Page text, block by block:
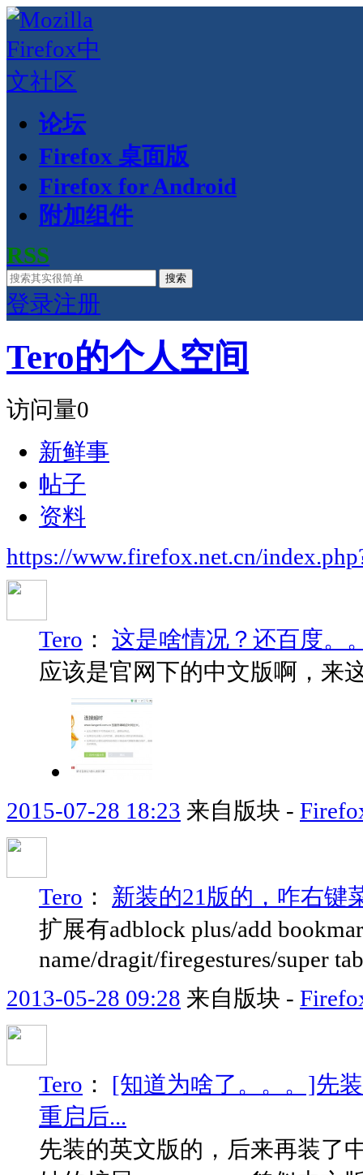
论坛
Firefox 桌面版
Firefox for Android
附加组件
RSS
搜索
登录注册
Tero的个人空间
访问量0
新鲜事
帖子
资料
https://www.firefox.net.cn/
Tero ： 这是啥情况？还百度。
应该是官网下的中文版啊，来
2015-07-28 18:23 来自版块 -
Tero ： 新装的21版的，咋右键
扩展有adblock plus/add
name/dragit/firegestures/super
2013-05-28 09:28 来自版块 -
Tero ： [知道为啥了。。。]先
重启后...
先装的英文版的，后来再装了